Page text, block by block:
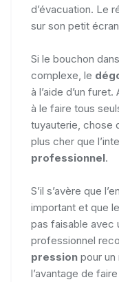
d’évacuation. Le
sur son petit
Si le bouchon
complexe, le
à l’aide d’un
à le faire tous
tuyauterie, chose
plus cher que
professionnel.
S’il s’avère que
important et que
pas faisable avec
professionnel
pression pour un
l’avantage de